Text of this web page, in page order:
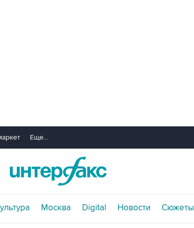
Еще...
Москва Digital Новости Сюжеты